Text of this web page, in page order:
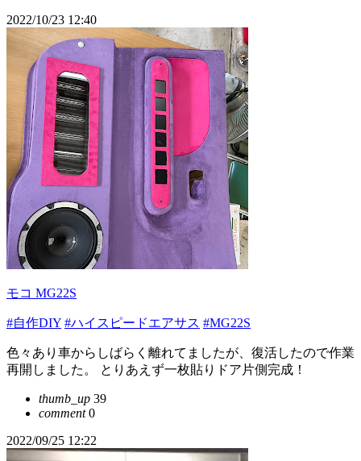
2022/10/23 12:40
モコ MG22S
#自作DIY #ハイスピードエアサス #MG22S
色々あり車からしばらく離れてましたが、復活したので作業
再開しました。 とりあえず一枚貼りドア片側完成！
thumb_up 39
comment0
2022/09/25 12:22